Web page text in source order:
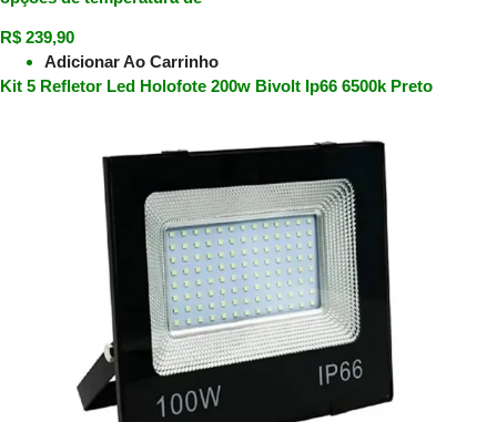
R$ 239,90
Adicionar Ao Carrinho
Kit 5 Refletor Led Holofote 200w Bivolt Ip66 6500k Preto